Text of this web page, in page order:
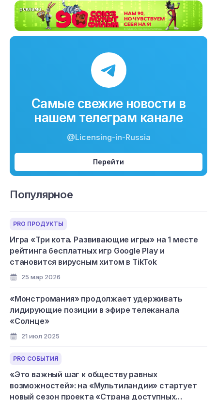
реклама
Самые свежие новости в
нашем телеграм канале
@Licensing-in-Russia
Перейти
Популярное
PRO ПРОДУКТЫ
Игра «Три кота. Развивающие игры» на 1 месте
рейтинга бесплатных игр Google Play и
становится вирусным хитом в TikTok
25 мар 2026
«Монстромания» продолжает удерживать
лидирующие позиции в эфире телеканала
«Солнце»
21 июл 2025
PRO СОБЫТИЯ
«Это важный шаг к обществу равных
возможностей»: на «Мультиландии» стартует
новый сезон проекта «Страна доступных